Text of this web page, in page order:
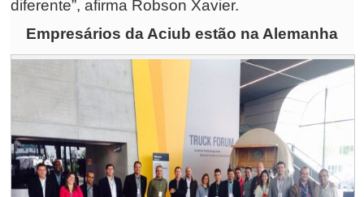
diferente”, afirma Robson Xavier.
Empresários da Aciub estão na Alemanha